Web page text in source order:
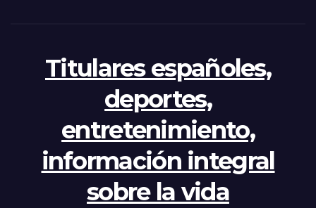
Titulares españoles,
deportes,
entretenimiento,
información integral
sobre la vida